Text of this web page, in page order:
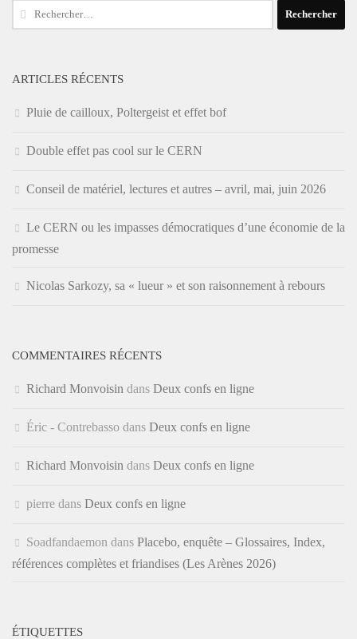
Rechercher :
ARTICLES RÉCENTS
Pluie de cailloux, Poltergeist et effet bof
Double effet pas cool sur le CERN
Conseil de matériel, lectures et autres – avril, mai, juin 2026
Le CERN ou les impasses démocratiques d’une économie de la
promesse
Nicolas Sarkozy, sa « lueur » et son raisonnement à rebours
COMMENTAIRES RÉCENTS
Richard Monvoisin dans Deux confs en ligne
Éric - Contrebasso dans Deux confs en ligne
Richard Monvoisin dans Deux confs en ligne
pierre dans Deux confs en ligne
Soadfandaemon dans Placebo, enquête – Glossaires, Index,
références complètes et friandises (Les Arènes 2026)
ÉTIQUETTES